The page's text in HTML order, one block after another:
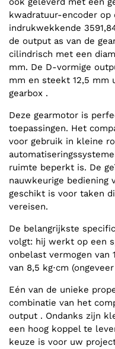
kwadratuur-encoder op
indrukwekkende
de output as van de
cilindrisch met een
mm. De D-vormige
mm en steekt 12,5 mm
gearbox .
Deze gearmotor is
toepassingen. Het
voor gebruik in kleine
ruimte beperkt is. De
nauwkeurige bediening
geschikt is voor taken
vereisen.
De belangrijkste
volgt: hij werkt op een
onbelast vermogen van
van 8,5 kg⋅cm (ongeveer
Eén van de unieke
combinatie van het
output . Ondanks zijn
een hoog koppel te
keuze is voor uw